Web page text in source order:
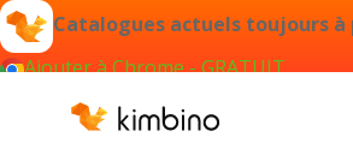
Catalogues actuels toujours
Ajouter à Chrome - GRATUIT